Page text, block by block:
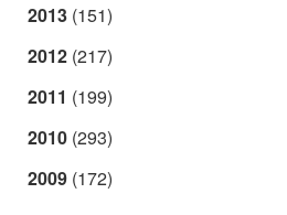
2013 (151)
2012 (217)
2011 (199)
2010 (293)
2009 (172)